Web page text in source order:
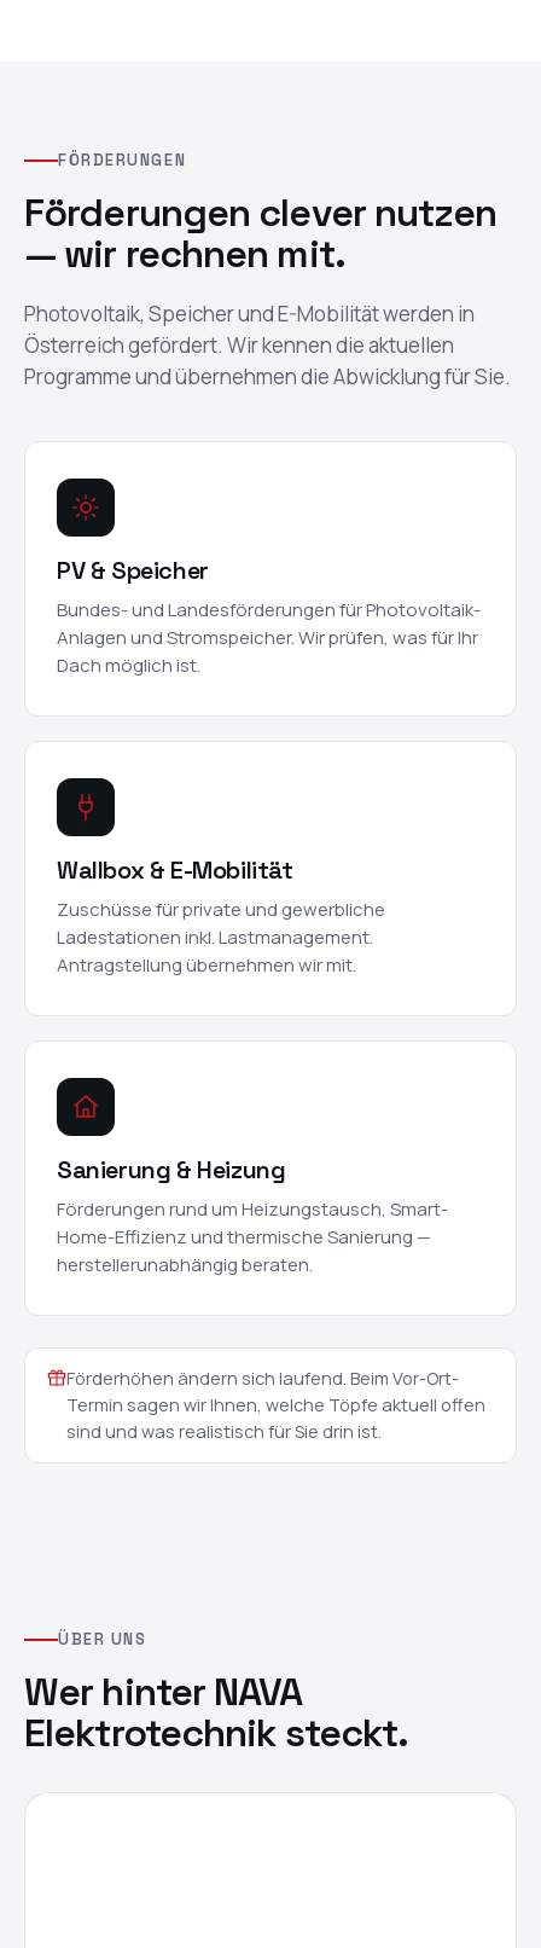
FÖRDERUNGEN
Förderungen clever nutzen
— wir rechnen mit.
Photovoltaik, Speicher und E-Mobilität werden in
Österreich gefördert. Wir kennen die aktuellen
Programme und übernehmen die Abwicklung für Sie.
PV & Speicher
Bundes- und Landesförderungen für Photovoltaik-
Anlagen und Stromspeicher. Wir prüfen, was für Ihr
Dach möglich ist.
Wallbox & E-Mobilität
Zuschüsse für private und gewerbliche
Ladestationen inkl. Lastmanagement.
Antragstellung übernehmen wir mit.
Sanierung & Heizung
Förderungen rund um Heizungstausch, Smart-
Home-Effizienz und thermische Sanierung —
herstellerunabhängig beraten.
Förderhöhen ändern sich laufend. Beim Vor-Ort-
Termin sagen wir Ihnen, welche Töpfe aktuell offen
sind und was realistisch für Sie drin ist.
ÜBER UNS
Wer hinter NAVA
Elektrotechniksteckt.